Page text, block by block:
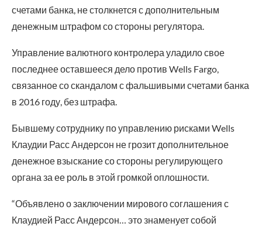
счетами банка, не столкнется с дополнительным
денежным штрафом со стороны регулятора.
Управление валютного контролера уладило свое
последнее оставшееся дело против Wells Fargo,
связанное со скандалом с фальшивыми счетами банка
в 2016 году, без штрафа.
Бывшему сотруднику по управлению рисками Wells
Клаудии Расс Андерсон не грозит дополнительное
денежное взыскание со стороны регулирующего
органа за ее роль в этой громкой оплошности.
“Объявлено о заключении мирового соглашения с
Клаудией Расс Андерсон… это знаменует собой